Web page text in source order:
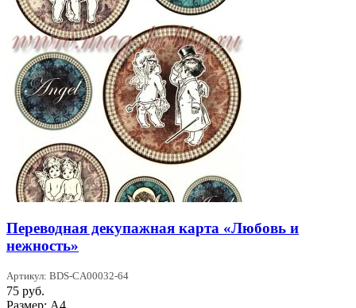
Переводная декупажная карта «Любовь и
нежность»
Артикул: BDS-CA00032-64
75 руб.